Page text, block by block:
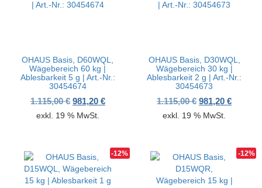
OHAUS Basis, D60WQL,
Wägebereich 60 kg |
Ablesbarkeit 5 g | Art.-Nr.:
30454674
1.115,00€ Ursprünglicher Preis war: 1.115,00 €
981,20 €Aktueller Preis ist: 981,20 €.
exkl. 19 % MwSt.
OHAUS Basis, D30WQL,
Wägebereich 30 kg |
Ablesbarkeit 2 g | Art.-Nr.:
30454673
1.115,00€ Ursprünglicher
981,20€
exkl. 19 % MwSt.
-12% -12%